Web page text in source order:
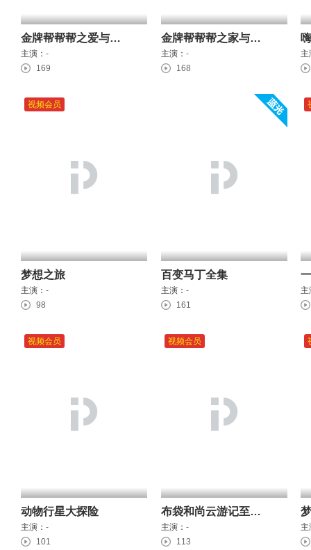
金牌帮帮帮之爱与梦想
主演： -
169
金牌帮帮帮之家与希望
主演： -
168
主
视频会员
梦想之旅
主演： -
98
百变马丁全集
主演： -
161
主
视频会员
动物行星大探险
主演： -
101
视频会员
布袋和尚云游记至抗洪风云
主演： -
113
主